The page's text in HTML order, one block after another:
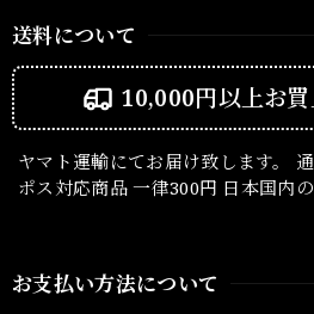
送料について
10,000円以上お
ヤマト運輸にてお届け致します。
ポス対応商品 一律300円 日本国内の
お支払い方法について